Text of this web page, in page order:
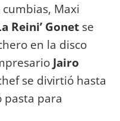
Maxi
Reini’ Gonet se
en la disco
Jairo
se divirtió hasta
pasta para